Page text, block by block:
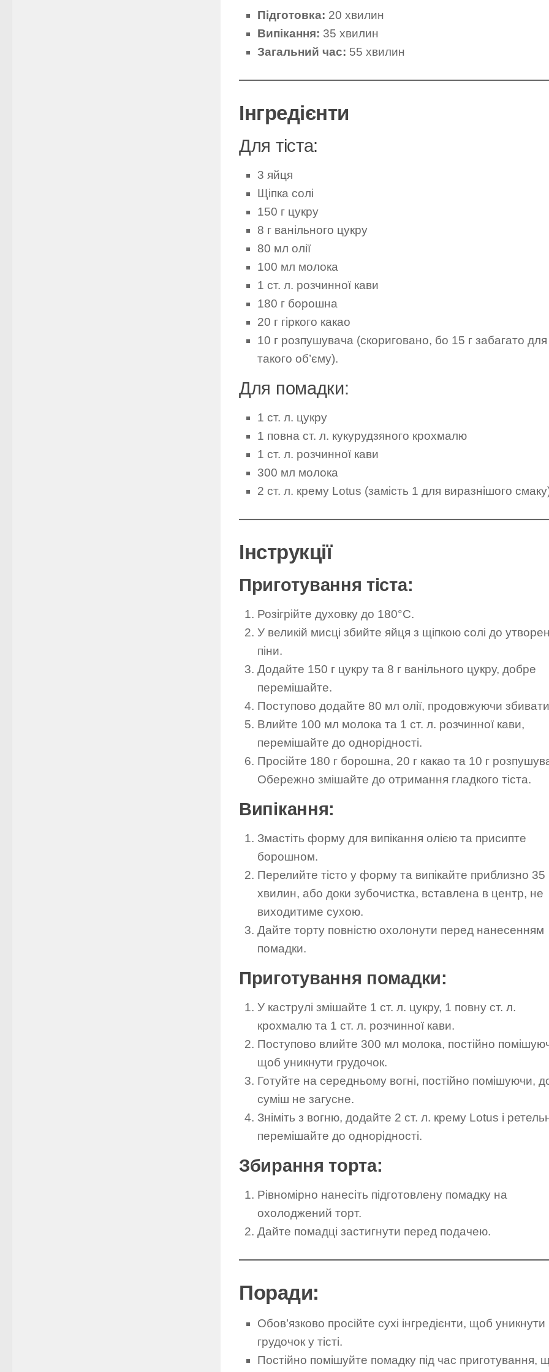
Підготовка: 20 хвилин
Випікання: 35 хвилин
Загальний час: 55 хвилин
Інгредієнти
Для тіста:
3 яйця
Щіпка солі
150 г цукру
8 г ванільного цукру
80 мл олії
100 мл молока
1 ст. л. розчинної кави
180 г борошна
20 г гіркого какао
10 г розпушувача (скориговано, бо 15 г забагато для
такого об’єму).
Для помадки:
1 ст. л. цукру
1 повна ст. л. кукурудзяного крохмалю
1 ст. л. розчинної кави
300 мл молока
2 ст. л. крему Lotus (замість 1 для виразнішого
Інструкції
Приготування тіста:
Розігрійте духовку до 180°C.
У великій мисці збийте яйця з щіпкою солі до
піни.
Додайте 150 г цукру та 8 г ванільного цукру, добре
перемішайте.
Поступово додайте 80 мл олії, продовжуючи
Влийте 100 мл молока та 1 ст. л. розчинної кави,
перемішайте до однорідності.
Просійте 180 г борошна, 20 г какао та 10 г
Обережно змішайте до отримання гладкого тіста.
Випікання:
Змастіть форму для випікання олією та присипте
борошном.
Перелийте тісто у форму та випікайте приблизно 35
хвилин, або доки зубочистка, вставлена в центр, не
виходитиме сухою.
Дайте торту повністю охолонути перед нанесенням
помадки.
Приготування помадки:
У каструлі змішайте 1 ст. л. цукру, 1 повну ст. л.
крохмалю та 1 ст. л. розчинної кави.
Поступово влийте 300 мл молока, постійно
щоб уникнути грудочок.
Готуйте на середньому вогні, постійно помішуючи,
суміш не загусне.
Зніміть з вогню, додайте 2 ст. л. крему Lotus і
перемішайте до однорідності.
Збирання торта:
Рівномірно нанесіть підготовлену помадку на
охолоджений торт.
Дайте помадці застигнути перед подачею.
Поради:
Обов’язково просійте сухі інгредієнти, щоб уникнути
грудочок у тісті.
Постійно помішуйте помадку під час приготування,